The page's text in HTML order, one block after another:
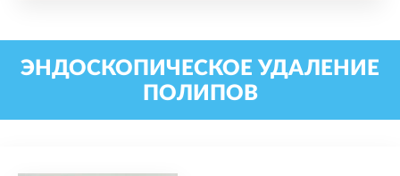
ЭНДОСКОПИЧЕСКОЕ УДАЛЕНИЕ
ПОЛИПОВ